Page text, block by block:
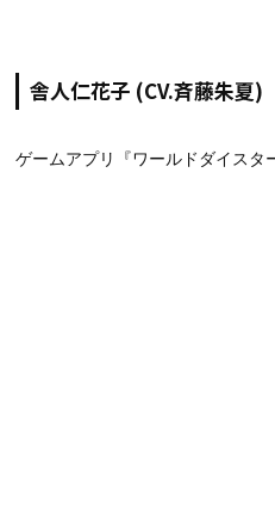
舎人仁花子 (CV.斉藤朱夏)
ゲームアプリ『ワールドダイスタ